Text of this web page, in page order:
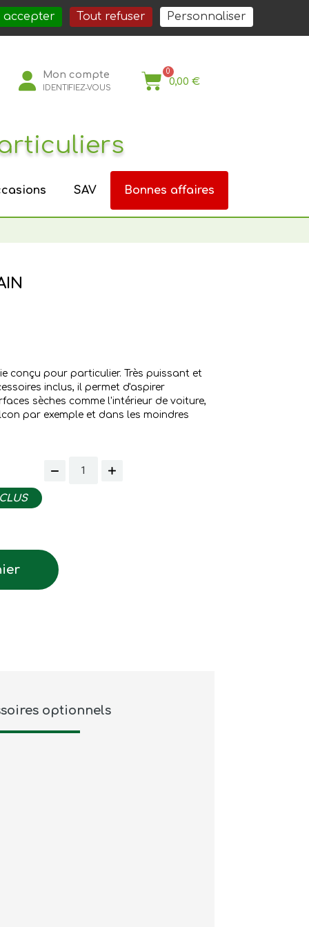
Nos services Nos actualités Nous rejoindreEspace Pro
Mon compte
IDENTIFIEZ-VOUS
0,00 €
SAV Bonnes affaires
conçu pour particulier. Très puissant et
inclus, il permet d'aspirer
sèches comme l'intérieur de voiture,
par exemple et dans les moindres
optionnels
accepter Tout refuser Personnaliser